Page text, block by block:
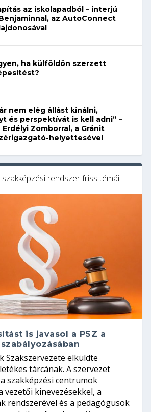
az iskolapadból – interjú
az AutoConnect
ha külföldön szerzett
nem elég állást kínálni,
és perspektívát is kell adni” –
Zomborral, a Gránit
helyettesével
szakképzési rendszer friss témái
is javasol a PSZ a
Szakszervezete elküldte
tárcának. A szervezet
szakképzési centrumok
vezetői kinevezésekkel, a
rendszerével és a pedagógusok